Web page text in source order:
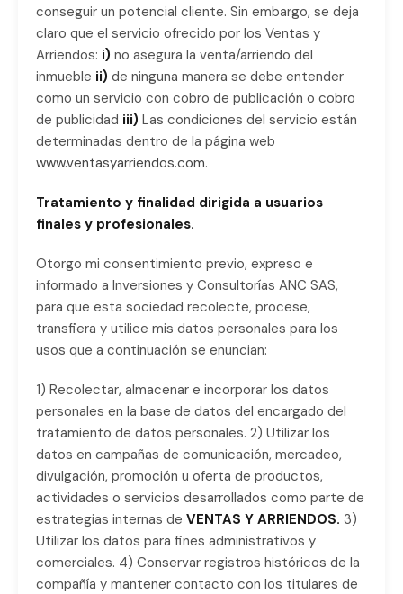
conseguir un potencial cliente. Sin embargo, se deja
claro que el servicio ofrecido por los Ventas y
Arriendos: i) no asegura la venta/arriendo del
inmueble ii) de ninguna manera se debe entender
como un servicio con cobro de publicación o cobro
de publicidad iii) Las condiciones del servicio están
determinadas dentro de la página web
www.ventasyarriendos.com.
Tratamiento y finalidad dirigida a usuarios
finales y profesionales.
Otorgo mi consentimiento previo, expreso e
informado a Inversiones y Consultorías ANC SAS,
para que esta sociedad recolecte, procese,
transfiera y utilice mis datos personales para los
usos que a continuación se enuncian:
1) Recolectar, almacenar e incorporar los datos
personales en la base de datos del encargado del
tratamiento de datos personales. 2) Utilizar los
datos en campañas de comunicación, mercadeo,
divulgación, promoción u oferta de productos,
actividades o servicios desarrollados como parte de
estrategias internas de VENTAS Y ARRIENDOS. 3)
Utilizar los datos para fines administrativos y
comerciales. 4) Conservar registros históricos de la
compañía y mantener contacto con los titulares de